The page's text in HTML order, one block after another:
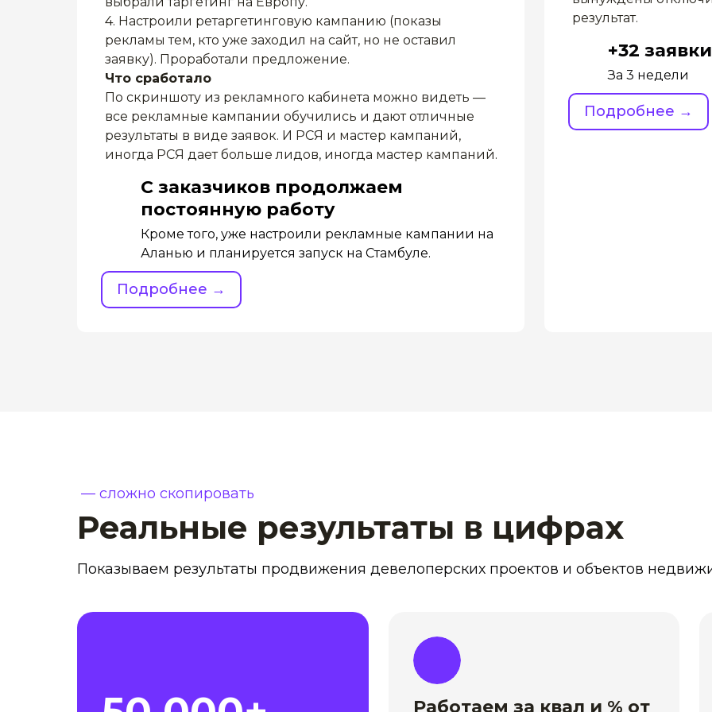
4. Настроили ретаргетинговую кампанию (показы
рекламы тем, кто уже заходил на сайт, но не оставил
заявку). Проработали предложение.
Что сработало
По скриншоту из рекламного кабинета можно видеть —
все рекламные кампании обучились и дают отличные
результаты в виде заявок. И РСЯ и мастер кампаний,
иногда РСЯ дает больше лидов, иногда мастер кампаний.
С заказчиков продолжаем
постоянную работу
Кроме того, уже настроили рекламные кампании на
Аланью и планируется запуск на Стамбуле.
Подробнее →
результат.
+32
За 3 недели
Подробнее →
— сложно скопировать
Реальные результаты в цифрах
Показываем результаты продвижения девелоперских проектов и объектов
Работаем за квал и % от